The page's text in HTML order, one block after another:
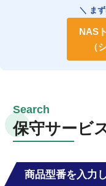
＼ ま
NAS
（
保守サービ
商品型番を入力